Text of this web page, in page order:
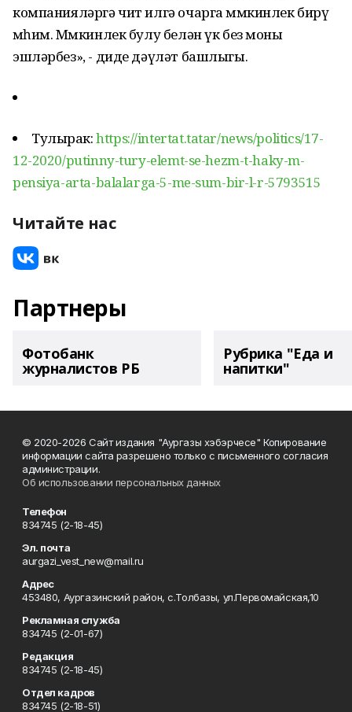
компанияләргә чит илгә очарга мөмкинлек бирү
мөһим. Мөмкинлек булу белән үк без моны
эшләрбез», - диде дәүләт башлыгы.
Тулырак:https://intertat.tatar/news/politics/17-
12-2020/putinny-tury-elemt-se-hezm-t-haky-m-
pensiya-arta-balalarga-5-me-sum-bir-l-r-5793515
Читайте нас
Партнеры
Фотобанк
журналистов РБ
Рубрика "Еда и
напитки"
© 2020-2026 Сайт издания "Аургазы хэбэрчесе" Копирование
информации сайта разрешено только с письменного согласия
администрации.
Об использовании персональных данных
Телефон
834745 (2-18-45)
Эл. почта
aurgazi_vest_new@mail.ru
Адрес
453480, Аургазинский район, с.Толбазы, ул.Первомайская,10
Рекламная служба
834745 (2-01-67)
Редакция
834745 (2-18-45)
Отдел кадров
834745 (2-18-51)